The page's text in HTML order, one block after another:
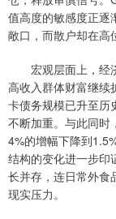
值高度的敏感度正逐
敞口，而散户却在高
宏观层面上，经济
高收入群体财富继续
卡债务规模已升至历
不断加重。与此同时
4%的增幅下降到
结构的变化进一步印
长并存，连日常外食
现实压力。